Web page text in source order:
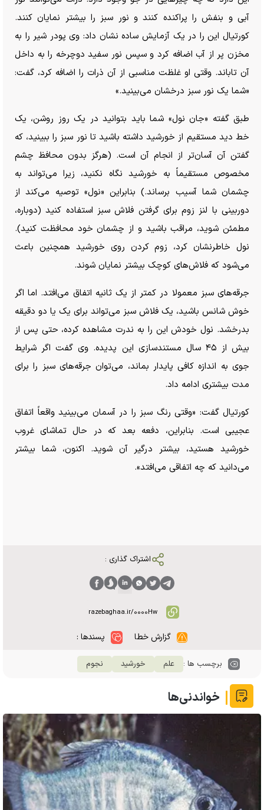
آبی و بنفش را پراکنده کنند و نور سبز را بیشتر نمایان کنند.
کورتیال این را در یک آزمایش ساده نشان داد: وی پودر شیر را به
مخزن پر از آب اضافه کرد و سپس نور سفید دوچرخه را به داخل
آن تاباند. وقتی او غلظت مناسبی از آن ذرات را اضافه کرد، گفت:
«شما یک نور سبز درخشان می‌بینید.»
طبق گفته «جان نول» شما باید بتوانید در یک روز روشن، یک
خط دید مستقیم از خورشید داشته باشید تا نور سبز را ببینید، که
گفتن آن آسان‌تر از انجام آن است. (هرگز بدون محافظ چشم
مخصوص مستقیماً به خورشید نگاه نکنید، زیرا می‌تواند به
چشمان شما آسیب برساند.) بنابراین «نول» توصیه می‌کند از
دوربینی با لنز زوم برای گرفتن فلاش سبز استفاده کنید (دوباره،
مطمئن شوید، مراقب باشید و از چشمان خود محافظت کنید).
نول خاطرنشان کرد، زوم کردن روی خورشید همچنین باعث
می‌شود که فلاش‌های کوچک بیشتر نمایان شوند.
جرقه‌های سبز معمولا در کمتر از یک ثانیه اتفاق می‌افتد. اما اگر
خوش شانس باشید، یک فلاش سبز می‌تواند برای یک یا دو دقیقه
بدرخشد. نول خودش این را به ندرت مشاهده کرده، حتی پس از
بیش از ۴۵ سال مستندسازی این پدیده. وی گفت اگر شرایط
جوی به اندازه کافی پایدار بماند، می‌توان جرقه‌های سبز را برای
مدت بیشتری ادامه داد.
کورتیال گفت: «وقتی رنگ سبز را در آسمان می‌بینید واقعاً اتفاق
عجیبی است. بنابراین، دفعه بعد که در حال تماشای غروب
خورشید هستید، بیشتر درگیر آن شوید. اکنون، شما بیشتر
می‌دانید که چه اتفاقی می‌افتد».
اشتراک گذاری :
گزارش خطا پسندها :
برچسب ها : علم خورشید نجوم
خواندنی‌ها